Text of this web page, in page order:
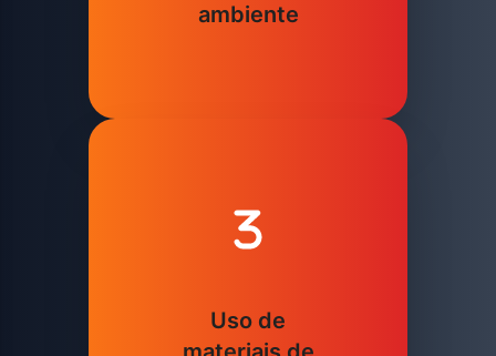
ambiente
Uso de